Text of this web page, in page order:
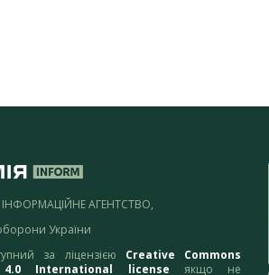
ІНФОРМАЦІЙНЕ АГЕНТСТВО,
України
за ліцензією Creative Commons
International license якщо не